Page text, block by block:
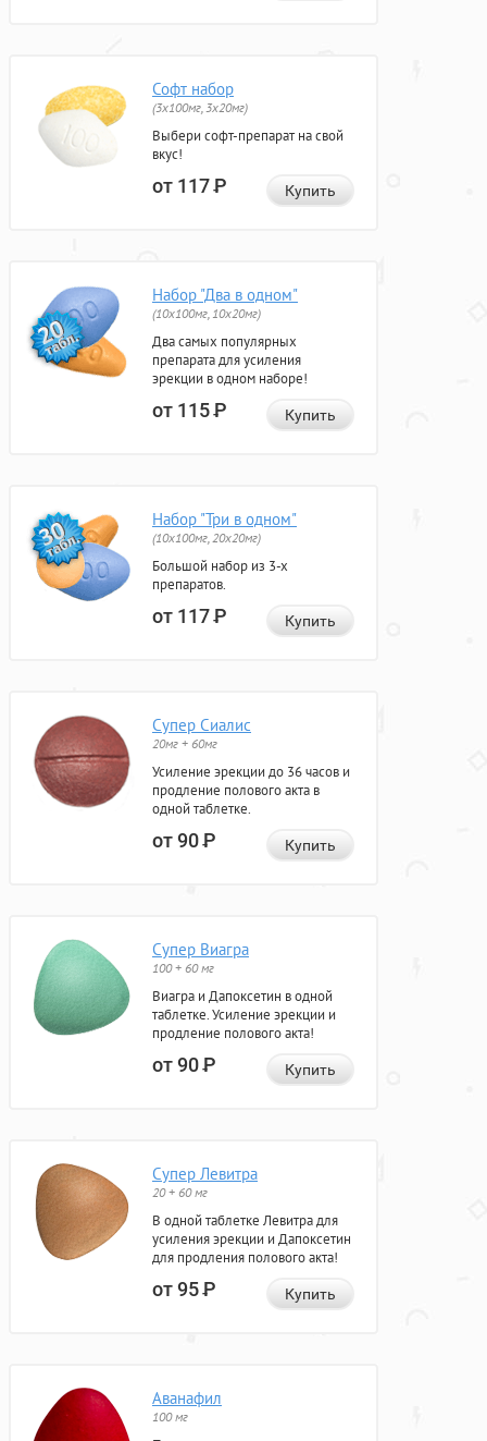
Софт набор
(3x100мг, 3x20мг)
Выбери софт-препарат на свой
вкус!
от 117Р Купить
Набор "Два в одном"
(10x100мг, 10x20мг)
Два самых популярных
препарата для усиления
эрекции в одном наборе!
от 115Р Купить
Набор "Три в одном"
(10x100мг, 20x20мг)
Большой набор из 3-х
препаратов.
от 117Р Купить
Супер Сиалис
20мг + 60мг
Усиление эрекции до 36 часов и
продление полового акта в
одной таблетке.
от 90Р Купить
Супер Виагра
100 + 60 мг
Виагра и Дапоксетин в одной
таблетке. Усиление эрекции и
продление полового акта!
от 90Р Купить
Супер Левитра
20 + 60 мг
В одной таблетке Левитра для
усиления эрекции и Дапоксетин
для продления полового акта!
от 95Р Купить
Аванафил
100 мг